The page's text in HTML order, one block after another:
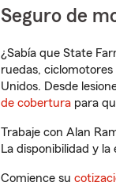
Seguro de
¿Sabía que State
ruedas,
Unidos. Desde
de cobertura para
Trabaje con Alan
La disponibilidad y la
Comience su